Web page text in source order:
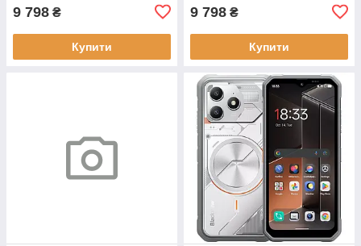
9 798 ₴
Купити
9 798 ₴
Купити